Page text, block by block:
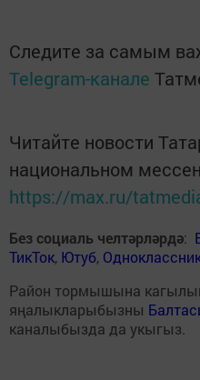
Следите за самым
Telegram-канале
Читайте новости
национальном
https://max.ru/
Без социаль челтәрләрдә:
ТикТок, Ютуб,
Район тормышына
яңалыкларыбызны
каналыбызда да укыгыз.